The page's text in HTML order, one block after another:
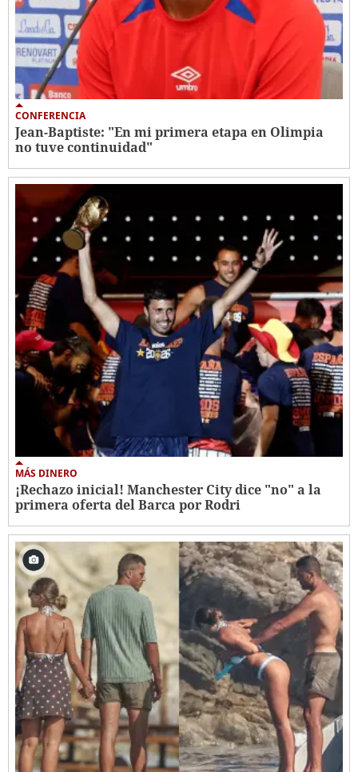
CONFERENCIA
Jean-Baptiste: "En mi primera etapa en Olimpia
no tuve continuidad"
MÁS DINERO
¡Rechazo inicial! Manchester City dice "no" a la
primera oferta del Barca por Rodri